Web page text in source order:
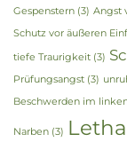
Gespenstern (3) Angst
Schutz vor äußeren
tiefe Traurigkeit (3)
Prüfungsangst (3)
Beschwerden im
Narben (3)